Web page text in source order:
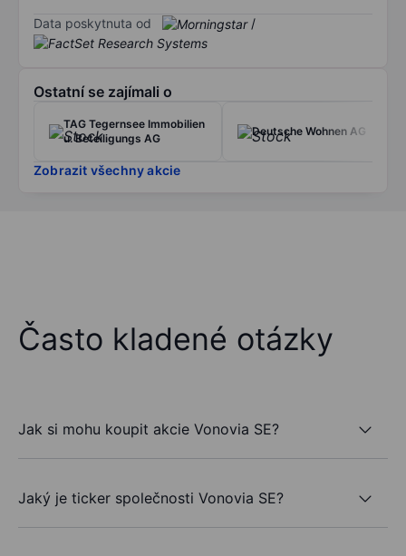
Data poskytnuta od /
Ostatní se zajímali o
TAG Tegernsee Immobilien
u. Beteiligungs AG
Deutsche Wohnen AG
Zobrazit všechny akcie
Často kladené otázky
Jak si mohu koupit akcie Vonovia SE?
Jaký je ticker společnosti Vonovia SE?